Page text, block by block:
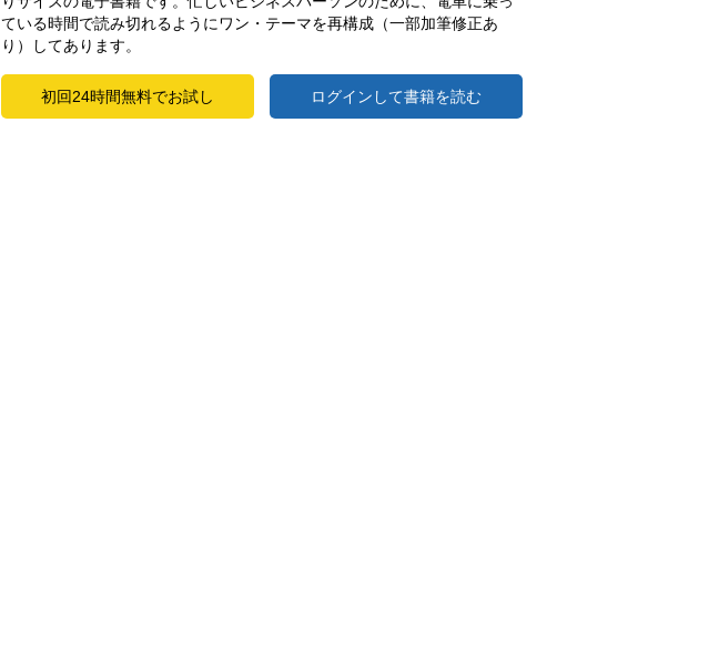
ている時間で読み切れるようにワン・テーマを再構成（一部加筆修正あ
り）してあります。
初回24時間無料でお試し ログインして書籍を読む